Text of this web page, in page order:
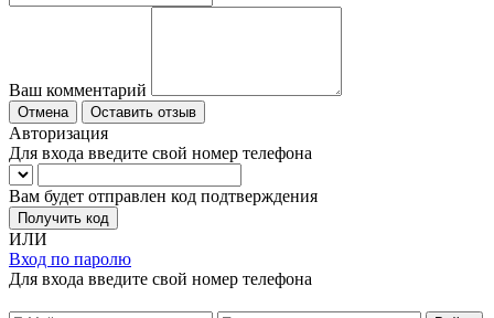
Ваш комментарий
Отмена Оставить отзыв
Авторизация
Для входа введите свой номер телефона
Вам будет отправлен код подтверждения
Получить код
ИЛИ
Вход по паролю
Для входа введите свой номер телефона